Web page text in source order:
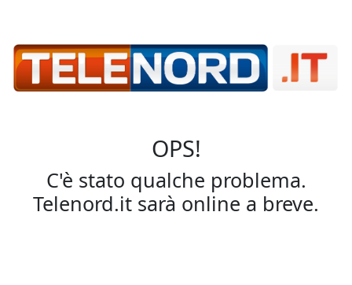
OPS!
C'è stato qualche problema.
Telenord.it sarà online a breve.